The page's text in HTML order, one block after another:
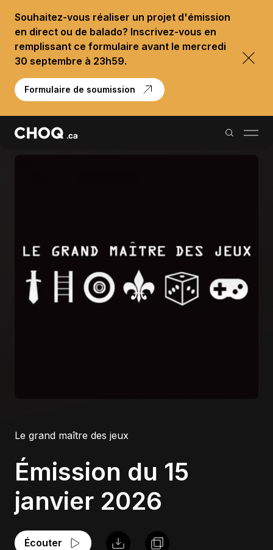
Souhaitez-vous réaliser un projet d'émission
en direct ou de balado? Inscrivez-vous en
remplissant ce formulaire avant le mercredi
30 septembre à 23h59.
Formulaire de soumission
Palmarès
À propos
Le grand maître des jeux
Émission du 15
janvier 2026
Écouter